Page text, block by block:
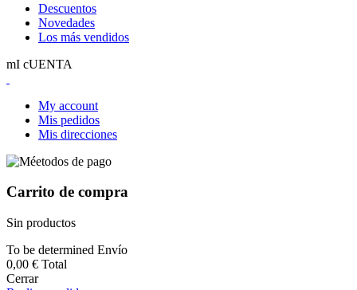
Descuentos
Novedades
Los más vendidos
mI cUENTA
My account
Mis pedidos
Mis direcciones
Carrito de compra
Sin productos
To be determined Envío
0,00 € Total
Cerrar